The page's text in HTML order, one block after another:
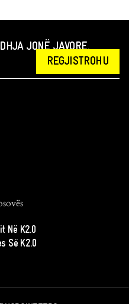
JONË JAVORE.
REGJISTROHU
Në K2.0
Së K2.0